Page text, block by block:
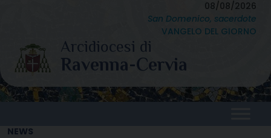
content
08/08/2026
San Domenico, sacerdote
VANGELO DEL GIORNO
NEWS